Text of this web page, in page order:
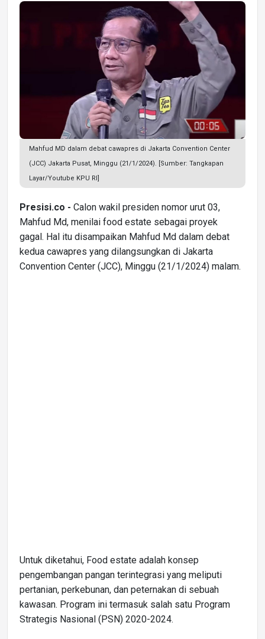
Mahfud MD dalam debat cawapres di Jakarta Convention Center
(JCC) Jakarta Pusat, Minggu (21/1/2024). [Sumber: Tangkapan
Layar/Youtube KPU RI]
Presisi.co - Calon wakil presiden nomor urut 03,
Mahfud Md, menilai food estate sebagai proyek
gagal. Hal itu disampaikan Mahfud Md dalam debat
kedua cawapres yang dilangsungkan di Jakarta
Convention Center (JCC), Minggu (21/1/2024) malam.
Untuk diketahui, Food estate adalah konsep
pengembangan pangan terintegrasi yang meliputi
pertanian, perkebunan, dan peternakan di sebuah
kawasan. Program ini termasuk salah satu Program
Strategis Nasional (PSN) 2020-2024.